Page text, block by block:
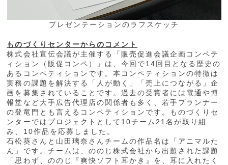
プレゼンテーションのラフスケッチ
ものづくりセンターからのコメント
株式会社宣伝会議が主催する「販売促進会議企画コンペテ
ィション（販促コンペ）」は、今回で14回目となる歴史の
あるコンペティションです。本コンペティションの特徴は
実務の課題を解決する「人が動く」「売上につながる」企
画を募集されていることです。過去の受賞者には電通や博
報堂など大手広告代理店の関係者も多く、若手プランナー
の登竜門とも言えるコンペティションです。ものづくりセ
ンターではプロジェクトとして10チーム21名が取り組
み、10作品を応募しました。
石松葵さんと山田璃奈さんチームの作品名は「アニマルた
ん」です。チームは、ののじ株式会社から出題された課題
「思わず、ののじ『爽快ソフト耳かき』を、耳に入れたく